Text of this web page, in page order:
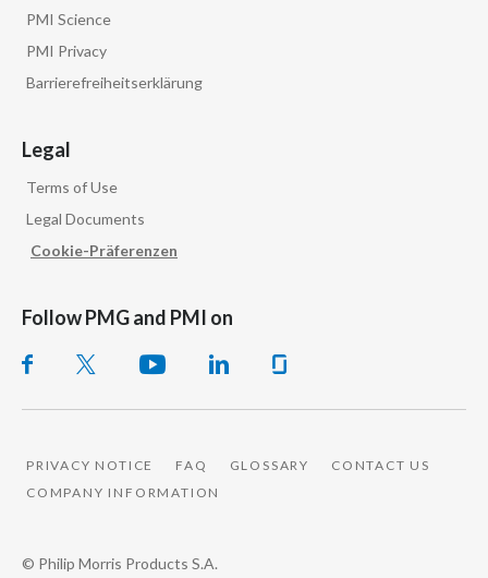
PMI Science
PMI Privacy
Barrierefreiheitserklärung
Legal
Terms of Use
Legal Documents
Cookie-Präferenzen
Follow PMG and PMI on
PRIVACY NOTICE FAQ GLOSSARY
CONTACT US
COMPANY INFORMATION
© Philip Morris Products S.A.